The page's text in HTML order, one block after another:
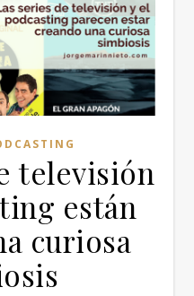
televisión
están
curiosa